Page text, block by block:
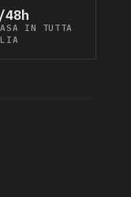
48h
IN TUTTA